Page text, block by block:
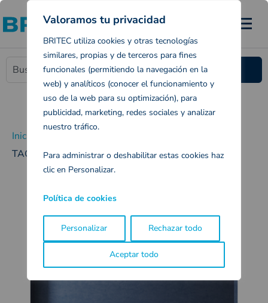
Valoramos tu privacidad
BRITEC utiliza cookies y otras tecnologías
similares, propias y de terceros para fines
funcionales (permitiendo la navegación en la
web) y analíticos (conocer el funcionamiento y
uso de la web para su optimización), para
publicidad, marketing, redes sociales y analizar
nuestro tráfico.
Para administrar o deshabilitar estas cookies haz
clic en Personalizar.
Política de cookies
Personalizar Rechazar todo
Aceptar todo
Catálogos Contacto
Inicio
TACTIC PRO 2500 W